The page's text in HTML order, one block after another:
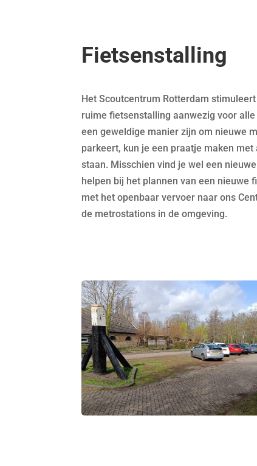
Fietsenstalling
Het Scoutcentrum Rotterdam
ruime fietsenstalling aanwezig voor
een geweldige manier zijn om nieuwe
parkeert, kun je een praatje maken
staan. Misschien vind je wel een
helpen bij het plannen van een nieuwe
met het openbaar vervoer naar ons
de metrostations in de omgeving.